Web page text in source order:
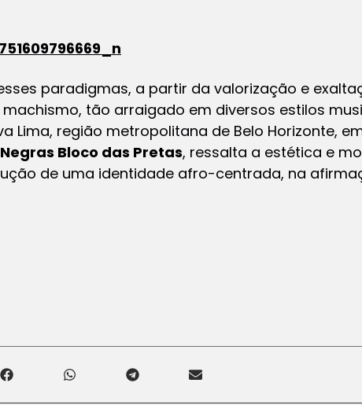
paradigmas, a partir da valorização e
tão arraigado em diversos estilos
Lima, região metropolitana de Belo Horizonte,
Bloco das Pretas, ressalta a estética e
de uma identidade afro-centrada, na